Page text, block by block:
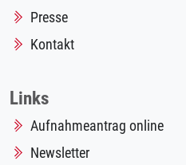
Presse
Kontakt
Links
Aufnahmeantrag online
Newsletter